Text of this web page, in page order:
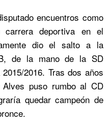
encuentros como
deportiva en el
dio el salto a la
de la mano de la SD
2016. Tras dos años
puso rumbo al CD
quedar campeón de